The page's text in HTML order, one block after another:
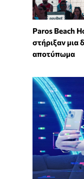
Paros Beach
στήριξαν μια
αποτύπωμα